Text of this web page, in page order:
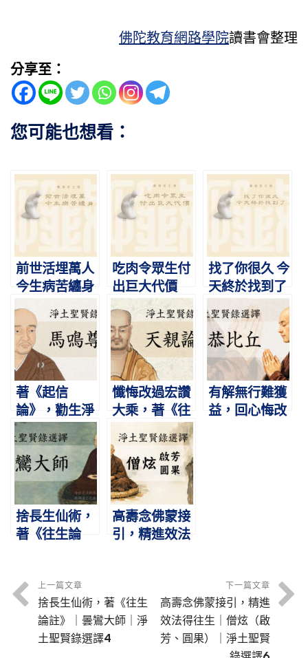
佛陀教育網路學院讀書會整理
分享至：
您可能也想看：
前世活埋萬人
今生病苦纏身
吃肉令眾生付
出巨大代價
找了你很久 今
天終於找到了
著《起信
論》，勸生淨
土｜馬鳴尊者
｜淨土聖賢錄
選譯1
懺悔改過宏讚
大乘，著《往
生論》立五念
門｜天親論師
｜淨土聖賢錄
選譯2
有解無行難獲
益，回心悔改
捨長生仙術，
著《往生論
錄選譯4
高壽念佛蒙接
引，精進效法
賢錄選譯6
上一篇文章
捨長生仙術，著《往生
論註》｜曇鸞大師｜淨
土聖賢錄選譯4
下一篇文章
高壽念佛蒙接引，精進
效法得往生｜僧炫（啟
芳、圓果）｜淨土聖賢